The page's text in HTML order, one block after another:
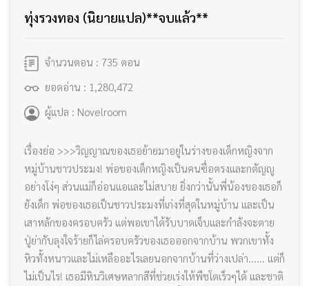
ทุ่งรวงทอง (นิยายแปล)**จบแล้ว**
จำนวนตอน : 735 ตอน
ยอดอ่าน : 1,280,472
ผู้แปล : Novelroom
เรื่องย่อ >>>วิญญาณของเธอย้ายมาอยู่ในร่างของเด็กหญิงจาก
หมู่บ้านชาวประมง! พ่อของเด็กหญิงเป็นคนซื่อตรงและกตัญญู
อย่างโง่ๆ ส่วนแม่ก็อ่อนแอและไม่สบาย ยิ่งกว่านั้นพี่น้องของเธอก็
ยังเด็ก พ่อของเธอเป็นชาวประมงที่เก่งที่สุดในหมู่บ้าน และเป็น
เสาหลักของครอบครัว แต่พอเขาได้รับบาดเจ็บและกำลังจะตาย
ปู่ย่ากับลุงใจร้ายก็ไล่ครอบครัวของเธอออกจากบ้าน พวกเขาทั้ง
หิวทั้งหนาวและไม่เหลืออะไรเลยนอกจากบ้านที่ว่างเปล่า...... แต่ก็
ไม่เป็นไร! เธอมีหินวิเศษหลากสีที่ช่วยเร่งให้พืชโตเร็วๆได้ และชาติ